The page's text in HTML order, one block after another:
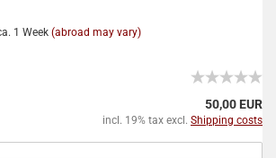
1 Week (abroad may vary)
50,00 EUR
incl. 19% tax excl. Shipping costs